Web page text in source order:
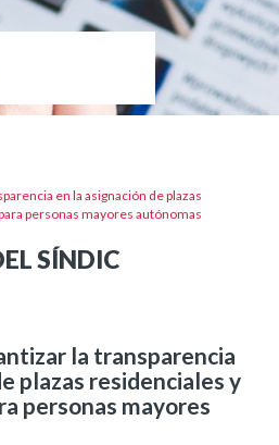
en la asignación de plazas
personas mayores autónomas
SÍNDIC
la transparencia
plazas residenciales y
personas mayores